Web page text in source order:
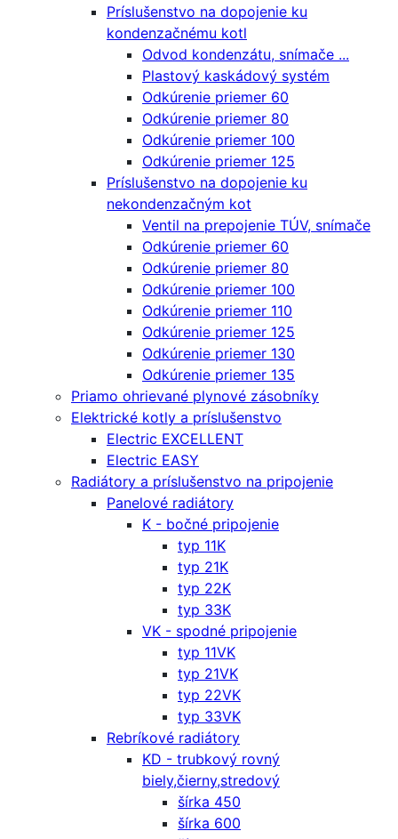
Príslušenstvo na dopojenie ku
kondenzačnému kotl
Odvod kondenzátu, snímače ...
Plastový kaskádový systém
Odkúrenie priemer 60
Odkúrenie priemer 80
Odkúrenie priemer 100
Odkúrenie priemer 125
Príslušenstvo na dopojenie ku
nekondenzačným kot
Ventil na prepojenie TÚV, snímače
Odkúrenie priemer 60
Odkúrenie priemer 80
Odkúrenie priemer 100
Odkúrenie priemer 110
Odkúrenie priemer 125
Odkúrenie priemer 130
Odkúrenie priemer 135
Priamo ohrievané plynové zásobníky
Elektrické kotly a príslušenstvo
Electric EXCELLENT
Electric EASY
Radiátory a príslušenstvo na pripojenie
Panelové radiátory
K - bočné pripojenie
typ 11K
typ 21K
typ 22K
typ 33K
VK - spodné pripojenie
typ 11VK
typ 21VK
typ 22VK
typ 33VK
Rebríkové radiátory
KD - trubkový rovný
biely,čierny,stredový
šírka 450
šírka 600